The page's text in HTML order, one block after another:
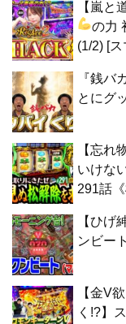
【嵐と
の力
(1/2) [
『銭バ
とにグ
【忘れ
いけな
291話
【ひげ
ンビー
【金V
く!?】